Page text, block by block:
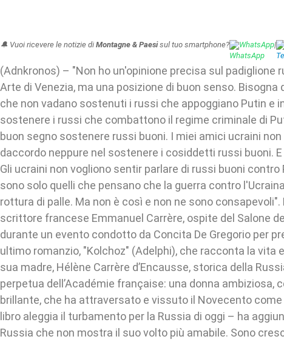
🔔 Vuoi ricevere le notizie di Montagne & Paesisul tuo smartphone? WhatsApp|
(Adnkronos) – "Non ho un'opinione precisa sul padiglione
Arte di Venezia, ma una posizione di buon senso. Bisogna
che non vadano sostenuti i russi che appoggiano Putin e
sostenere i russi che combattono il regime criminale di
buon segno sostenere russi buoni. I miei amici ucraini
daccordo neppure nel sostenere i cosiddetti russi buoni.
Gli ucraini non vogliono sentir parlare di russi buoni contro
sono solo quelli che pensano che la guerra contro
rottura di palle. Ma non è così e non ne sono
scrittore francese Emmanuel Carrère, ospite del Salone
durante un evento condotto da Concita De Gregorio per
ultimo romanzio, "Kolchoz" (Adelphi), che racconta la vita
sua madre, Hélène Carrère d’Encausse, storica della
perpetua dell’Académie française: una donna ambiziosa,
brillante, che ha attraversato e vissuto il Novecento come
libro aleggia il turbamento per la Russia di oggi – ha
Russia che non mostra il suo volto più amabile. Sono